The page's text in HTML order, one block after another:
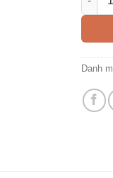
Danh